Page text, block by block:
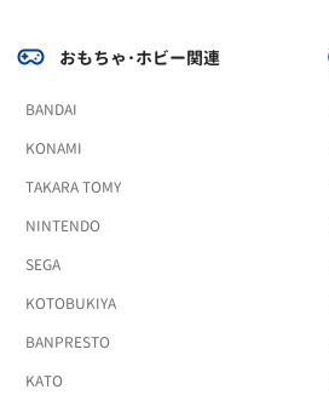
おもちゃ･ホビー関連
BANDAI
KONAMI
TAKARA TOMY
NINTENDO
SEGA
KOTOBUKIYA
BANPRESTO
KATO